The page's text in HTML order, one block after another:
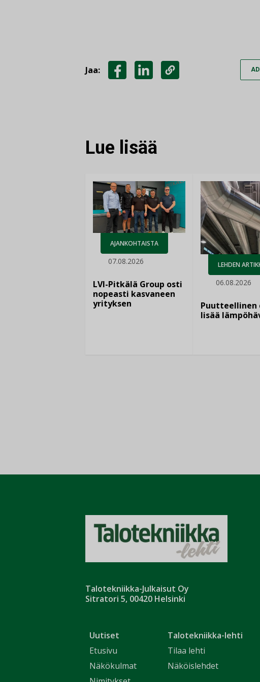
Jaa:
Lue lisää
AJANKOHTAISTA
07.08.2026
LVI-Pitkälä Group osti
nopeasti kasvaneen
yrityksen
LEHDEN
06.08.2026
Puutteellinen
lisää
Talotekniikka-Julkaisut Oy
Sitratori 5, 00420 Helsinki
Uutiset
Etusivu
Näkökulmat
Talotekniikka-lehti
Tilaa lehti
Näköislehdet